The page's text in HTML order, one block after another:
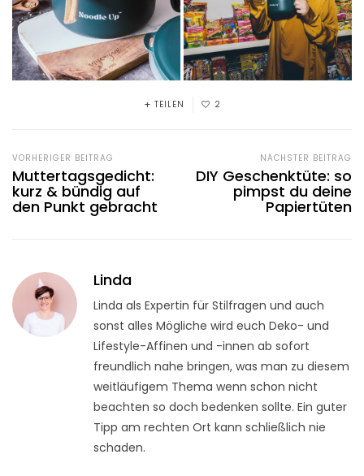
TEILEN 2
VORHERIGER BEITRAG
Muttertagsgedicht:
kurz & bündig auf
den Punkt gebracht
NÄCHSTER BEITRAG
DIY Geschenktüte: so
pimpst du deine
Papiertüten
Linda
Linda als Expertin für Stilfragen und auch
sonst alles Mögliche wird euch Deko- und
Lifestyle-Affinen und -innen ab sofort
freundlich nahe bringen, was man zu diesem
weitläufigem Thema wenn schon nicht
beachten so doch bedenken sollte. Ein guter
Tipp am rechten Ort kann schließlich nie
schaden.